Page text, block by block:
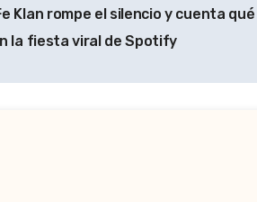
Klan rompe el silencio y cuenta
la fiesta viral de Spotify